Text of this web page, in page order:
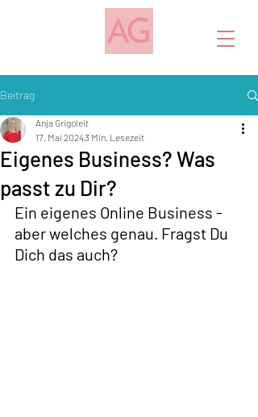
Beitrag
Eigenes Business? Was
passt zu Dir?
Anja Grigoleit
17. Mai 20243 Min. Lesezeit
Ein eigenes Online Business -
aber welches genau. Fragst Du
Dich das auch?